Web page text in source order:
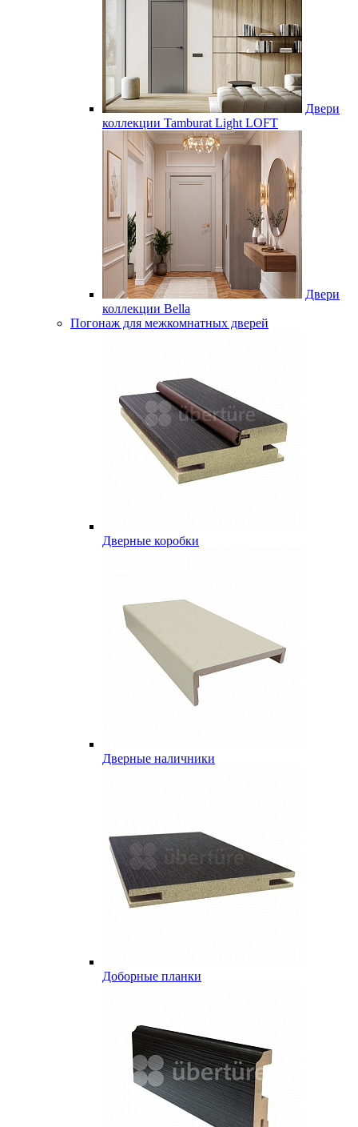
Двери
коллекции Tamburat Light LOFT
Двери
коллекции Bella
Погонаж для межкомнатных дверей
Дверные коробки
Дверные наличники
Доборные планки